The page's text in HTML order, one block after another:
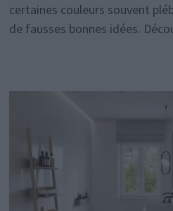
certaines couleurs souvent
de fausses bonnes idées.